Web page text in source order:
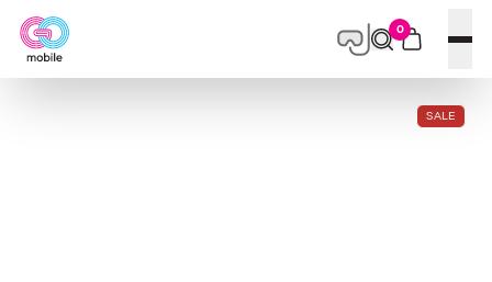
פתח תפריט
0
SALE